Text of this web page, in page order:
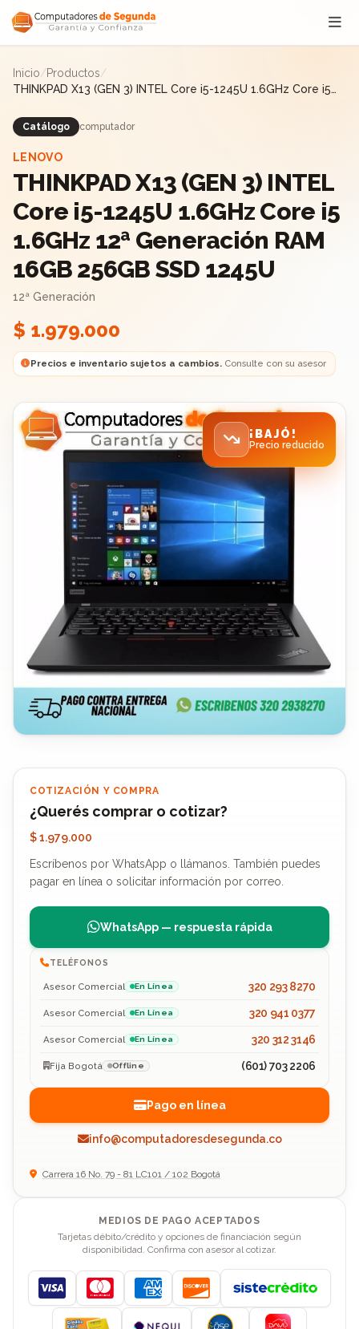
Saltar al contenido
Inicio/Productos/
THINKPAD X13 (GEN 3) INTEL Core i5-1245U 1.6GHz Core i5
Catálogo computador
LENOVO
THINKPAD X13 (GEN 3) INTEL
Core i5-1245U 1.6GHz Core i5
1.6GHz 12ª Generación RAM
16GB 256GB SSD 1245U
12ª Generación
$ 1.979.000
Precios e inventario sujetos a cambios.Consulte con su asesor
¡BAJÓ!
Precio reducido
COTIZACIÓN Y COMPRA
¿Querés comprar o cotizar?
$ 1.979.000
Escríbenos por WhatsApp o llámanos. También puedes
pagar en línea o solicitar información por correo.
WhatsApp — respuesta rápida
TELÉFONOS
Asesor Comercial En Línea 320 293 8270
Asesor Comercial En Línea 320 941 0377
Asesor Comercial En Línea 320 312 3146
Fija Bogotá Offline (601) 703 2206
Pago en línea
info@computadoresdesegunda.co
Carrera 16 No. 79 - 81 LC101 / 102 Bogotá
MEDIOS DE PAGO ACEPTADOS
Tarjetas débito/crédito y opciones de financiación según
disponibilidad. Confirma con asesor al cotizar.
Visa MastercardAmerican Express
Discover